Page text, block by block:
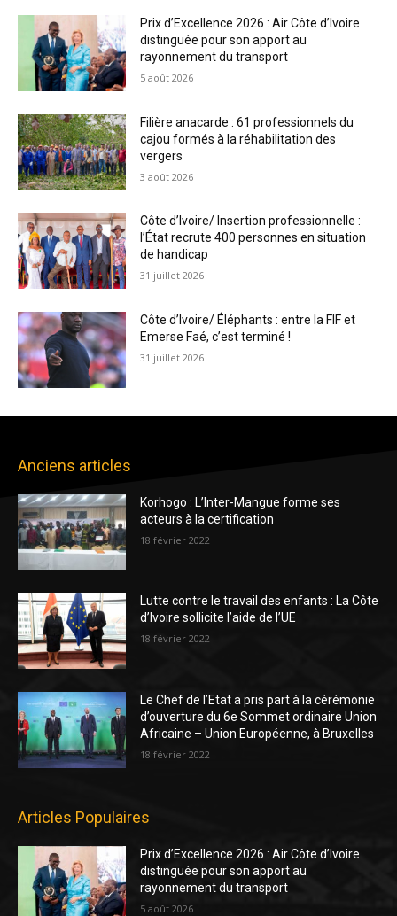
Prix d’Excellence 2026 : Air Côte d’Ivoire
distinguée pour son apport au
rayonnement du transport
5 août 2026
Filière anacarde : 61 professionnels du
cajou formés à la réhabilitation des
vergers
3 août 2026
Côte d’Ivoire/ Insertion professionnelle :
l’État recrute 400 personnes en situation
de handicap
31 juillet 2026
Côte d’Ivoire/ Éléphants : entre la FIF et
Emerse Faé, c’est terminé !
31 juillet 2026
Anciens articles
Korhogo : L’Inter-Mangue forme ses
acteurs à la certification
18 février 2022
Lutte contre le travail des enfants : La Côte
d’Ivoire sollicite l’aide de l’UE
18 février 2022
Le Chef de l’Etat a pris part à la cérémonie
d’ouverture du 6e Sommet ordinaire Union
Africaine – Union Européenne, à Bruxelles
18 février 2022
Articles Populaires
Prix d’Excellence 2026 : Air Côte d’Ivoire
distinguée pour son apport au
rayonnement du transport
5 août 2026